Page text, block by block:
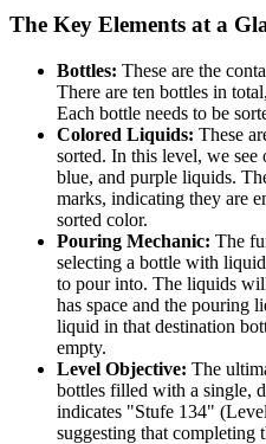
The Key Elements at a
Bottles: These are the
There are ten bottles in
Each bottle needs to be
Colored Liquids: These
sorted. In this level, we
blue, and purple liquids.
marks, indicating they are
sorted color.
Pouring Mechanic: The
selecting a bottle with
to pour into. The liquids
has space and the pouring
liquid in that destination
empty.
Level Objective: The
bottles filled with a single,
indicates "Stufe 134"
suggesting that completing